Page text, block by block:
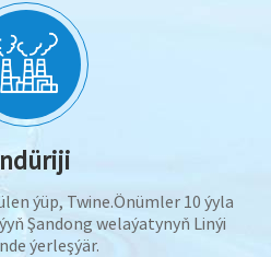
ýüp, Twine.Önümler 10 ýyla
Şandong welaýatynyň Linýi
ýerleşýär.